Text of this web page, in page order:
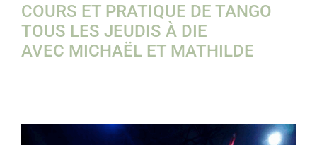
COURS ET PRATIQUE DE TANGO
TOUS LES JEUDIS À DIE
AVEC MICHAËL ET MATHILDE